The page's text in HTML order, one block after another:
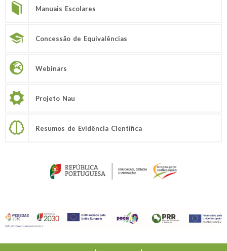
Manuais Escolares
Concessão de Equivalências
Webinars
Projeto Nau
Resumos de Evidência Científica